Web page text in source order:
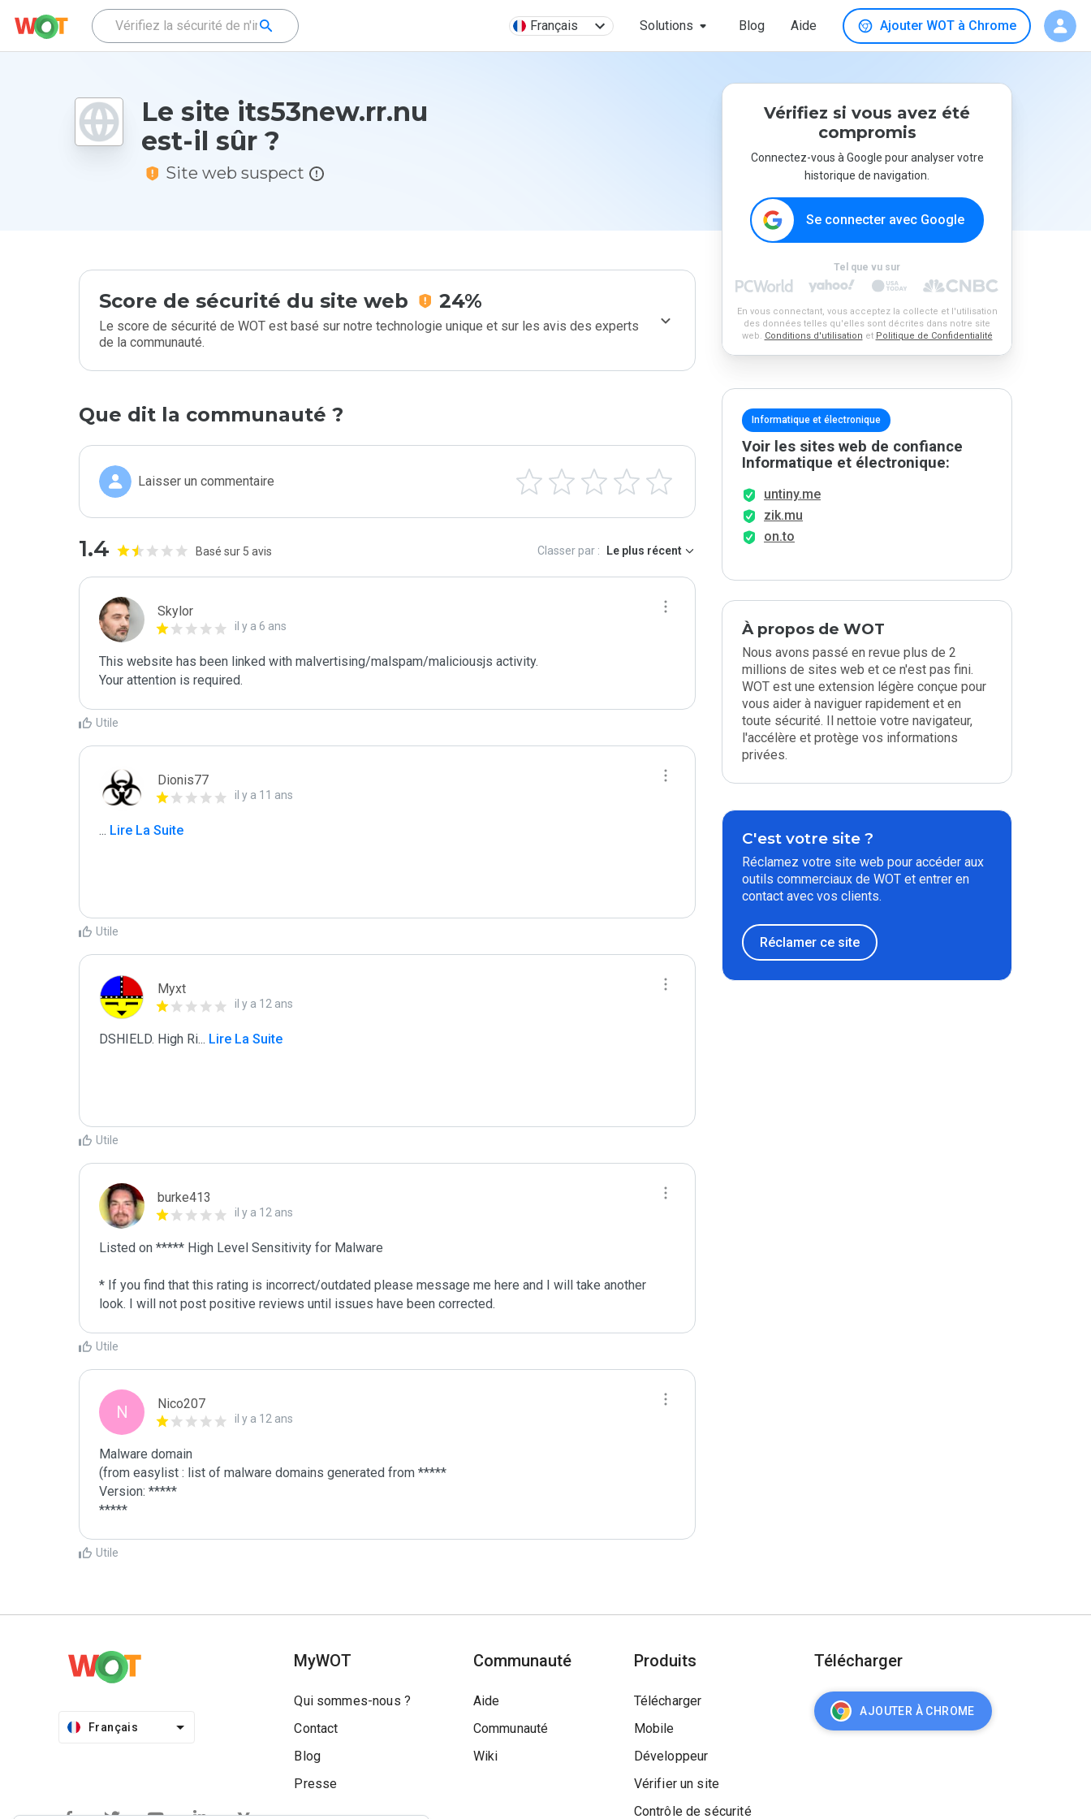
Français Solutions Blog Aide Ajouter WOT à Chrome
Le site its53new.rr.nu
est-il sûr ?
Site web suspect
Score de sécurité du site web 24%
Le score de sécurité de WOT est basé sur notre technologie unique et sur les avis des experts
de la communauté.
Que dit la communauté ?
Laisser un commentaire
1.4 Basé sur 5 avis Classer par : Le plus récent
Skylor
il y a 6 ans
This website has been linked with malvertising/malspam/maliciousjs activity.
Your attention is required.
Utile
Dionis77
il y a 11 ans
... Lire La Suite
Utile
Myxt
il y a 12 ans
DSHIELD. High Ri... Lire La Suite
Utile
burke413
il y a 12 ans
Listed on ***** High Level Sensitivity for Malware
* If you find that this rating is incorrect/outdated please message me here and I will take another
Utile
N Nico207
il y a 12 ans
Malware domain
(from easylist : list of malware domains generated from *****
Version: *****
*****
Utile
Vérifiez si vous avez été
compromis
Connectez-vous à Google pour analyser votre
historique de navigation.
Se connecter avec Google
Tel que vu sur
En vous connectant, vous acceptez la collecte et l'utilisation
des données telles qu'elles sont décrites dans notre site
web. Conditions d'utilisation et Politique de Confidentialité
Informatique et électronique
Voir les sites web de confiance
Informatique et électronique:
untiny.me
zik.mu
on.to
À propos de WOT
Nous avons passé en revue plus de 2
millions de sites web et ce n'est pas fini.
WOT est une extension légère conçue pour
vous aider à naviguer rapidement et en
toute sécurité. Il nettoie votre navigateur,
l'accélère et protège vos informations
privées.
C'est votre site ?
Réclamez votre site web pour accéder aux
outils commerciaux de WOT et entrer en
contact avec vos clients.
Réclamer ce site
Français
MyWOT
Qui sommes-nous ?
Contact
Blog
Presse
Communauté
Aide
Communauté
Wiki
Produits
Télécharger
Mobile
Développeur
Vérifier un site
Contrôle de sécurité
Télécharger
AJOUTER À CHROME